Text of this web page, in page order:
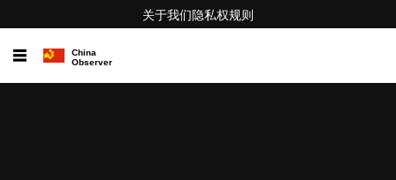
关于我们隐私权规则
☰